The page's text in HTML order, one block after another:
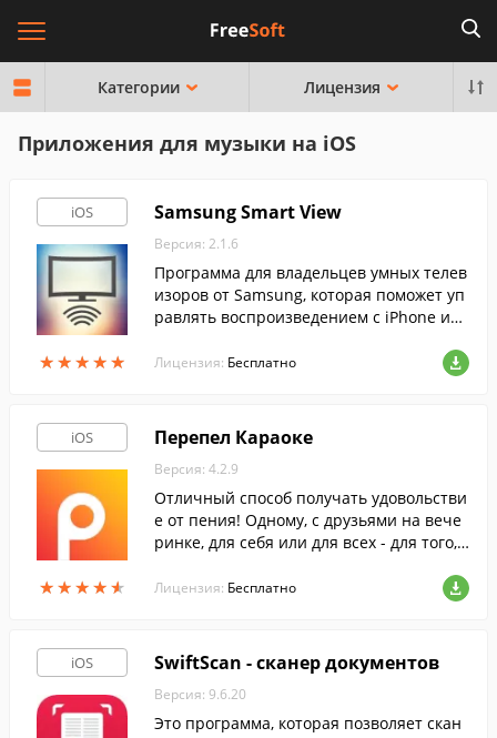
Категории Лицензия
Приложения для музыки на iOS
iOS
★★★★★
★★★★★
Samsung Smart View
Версия: 2.1.6
Программа для владельцев умных телев
изоров от Samsung, которая поможет уп
равлять воспроизведением с iPhone или
аже музыку на экран Smart TV.
Лицензия: Бесплатно
iOS
★★★★★
★★★★★
Перепел Караоке
Версия: 4.2.9
Отличный способ получать удовольстви
е от пения! Одному, с друзьями на вече
ринке, для себя или для всех - для того,
и iPad с установленным приложением К
Лицензия: Бесплатно
iOS SwiftScan - сканер документов
Версия: 9.6.20
Это программа, которая позволяет скан